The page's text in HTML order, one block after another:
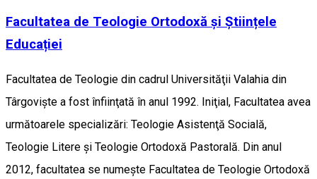
Facultatea de Teologie Ortodoxă și Științele
Educației
Facultatea de Teologie din cadrul Universităţii Valahia din
Târgovişte a fost înfiinţată în anul 1992. Iniţial, Facultatea avea
următoarele specializări: Teologie Asistenţă Socială,
Teologie Litere şi Teologie Ortodoxă Pastorală. Din anul
2012, facultatea se numeşte Facultatea de Teologie Ortodoxă